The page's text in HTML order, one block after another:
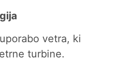
vetra, ki
turbine.